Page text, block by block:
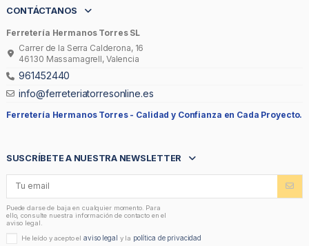
CONTÁCTANOS
Ferretería Hermanos Torres SL
Carrer de la Serra Calderona, 16
46130 Massamagrell, Valencia
961452440
info@ferreteriatorresonline.es
Ferretería Hermanos Torres - Calidad y Confianza en Cada Proyecto.
SUSCRÍBETE A NUESTRA NEWSLETTER
Puede darse de baja en cualquier momento. Para
ello, consulte nuestra información de contacto en el
aviso legal.
He leído y acepto elaviso legal y la política de privacidad